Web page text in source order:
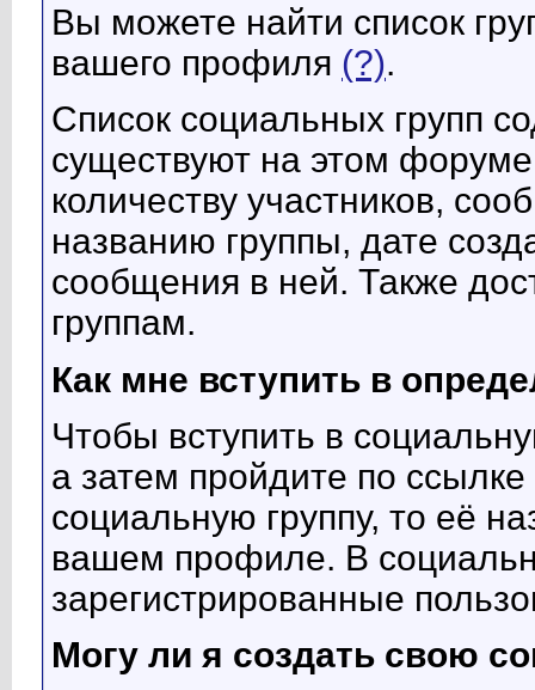
Вы можете найти список
вашего профиля (?).
Список социальных групп
существуют на этом
количеству участников,
названию группы, дате
сообщения в ней. Также
группам.
Как мне вступить в
Чтобы вступить в
а затем пройдите по
социальную группу, то её
вашем профиле. В
зарегистрированные
Могу ли я создать свою